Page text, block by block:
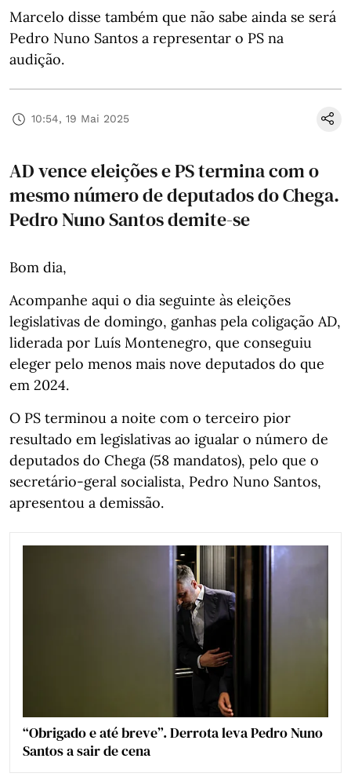
Marcelo disse também que não sabe ainda se será
Pedro Nuno Santos a representar o PS na
audição.
10:54, 19 Mai 2025
AD vence eleições e PS termina com o
mesmo número de deputados do Chega.
Pedro Nuno Santos demite-se
Bom dia,
Acompanhe aqui o dia seguinte às eleições
legislativas de domingo, ganhas pela coligação AD,
liderada por Luís Montenegro, que conseguiu
eleger pelo menos mais nove deputados do que
em 2024.
O PS terminou a noite com o terceiro pior
resultado em legislativas ao igualar o número de
deputados do Chega (58 mandatos), pelo que o
secretário-geral socialista, Pedro Nuno Santos,
apresentou a demissão.
“Obrigado e até breve”. Derrota leva Pedro Nuno
Santos a sair de cena